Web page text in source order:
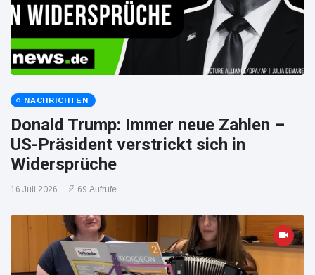
NACHRICHTEN
Donald Trump: Immer neue Zahlen –
US-Präsident verstrickt sich in
Widersprüche
16 Juli 2026 69 Aufrufe